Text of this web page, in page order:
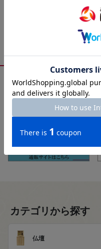
おすすめ特集
カテゴリから探す
仏壇